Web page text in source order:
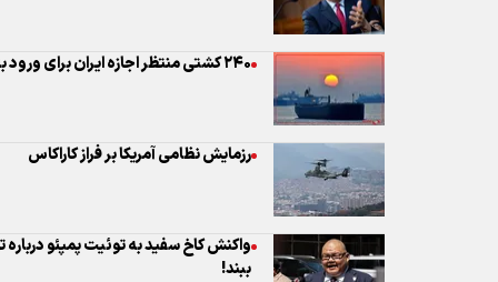
۲۴۰ کشتی منتظر اجازه ایران برای ورود به تنگه هرمز هستند
رزمایش نظامی آمریکا بر فراز کاراکاس
واکنش کاخ سفید به توئیت پمپئو درباره
ببند!